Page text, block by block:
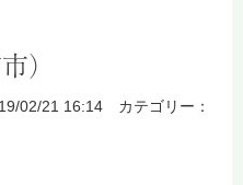
）
02/21 16:14 カテゴリー：